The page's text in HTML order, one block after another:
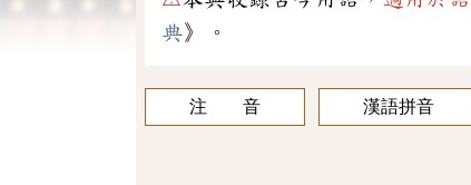
典》。
注 音 漢語拼音